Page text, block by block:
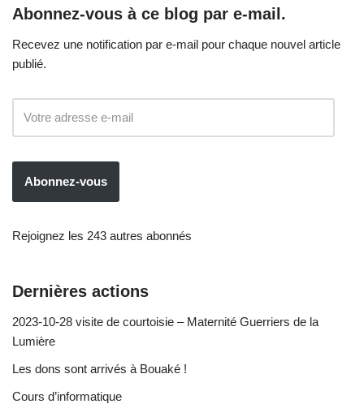
Abonnez-vous à ce blog par e-mail.
Recevez une notification par e-mail pour chaque nouvel article
publié.
Abonnez-vous
Rejoignez les 243 autres abonnés
Dernières actions
2023-10-28 visite de courtoisie – Maternité Guerriers de la
Lumière
Les dons sont arrivés à Bouaké !
Cours d’informatique